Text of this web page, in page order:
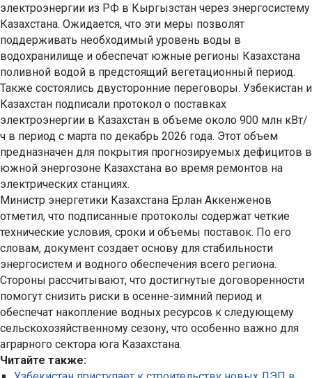
электроэнергии из РФ в Кыргызстан через энергосистему
Казахстана. Ожидается, что эти меры позволят
поддерживать необходимый уровень воды в
водохранилище и обеспечат южные регионы Казахстана
поливной водой в предстоящий вегетационный период.
Также состоялись двусторонние переговоры. Узбекистан и
Казахстан подписали протокол о поставках
электроэнергии в Казахстан в объеме около 900 млн кВт/
ч в период с марта по декабрь 2026 года. Этот объем
предназначен для покрытия прогнозируемых дефицитов в
южной энергозоне Казахстана во время ремонтов на
электрических станциях.
Министр энергетики Казахстана Ерлан Аккенженов
отметил, что подписанные протоколы содержат четкие
технические условия, сроки и объемы поставок. По его
словам, документ создает основу для стабильности
энергосистем и водного обеспечения всего региона.
Стороны рассчитывают, что достигнутые договоренности
помогут снизить риски в осенне-зимний период и
обеспечат накопление водных ресурсов к следующему
сельскохозяйственному сезону, что особенно важно для
аграрного сектора юга Казахстана.
Читайте также: